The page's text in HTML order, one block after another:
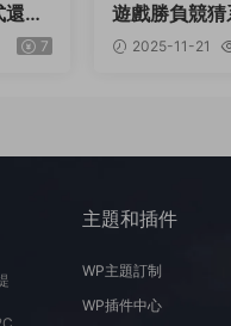
貸
7
遊戲勝負競
事/冠軍優勝
2025-11-21
主題和插件
WP主題訂制
WP插件中心